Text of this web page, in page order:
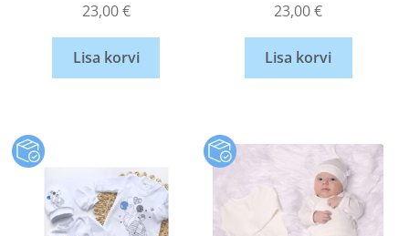
23,00€
Lisa korvi
23,00€
Lisa korvi